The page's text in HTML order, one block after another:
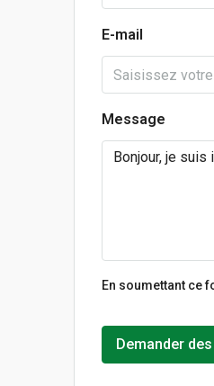
E-mail
Message
En soumettant ce
Demander